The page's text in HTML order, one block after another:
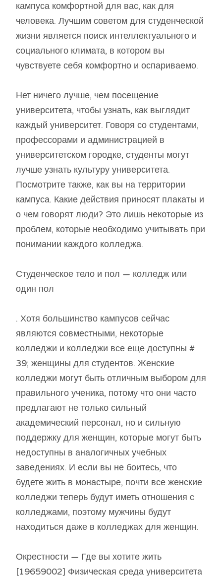
кампуса комфортной для вас, как для
человека. Лучшим советом для студенческой
жизни является поиск интеллектуального и
социального климата, в котором вы
чувствуете себя комфортно и оспариваемо.
Нет ничего лучше, чем посещение
университета, чтобы узнать, как выглядит
каждый университет. Говоря со студентами,
профессорами и администрацией в
университетском городке, студенты могут
лучше узнать культуру университета.
Посмотрите также, как вы на территории
кампуса. Какие действия приносят плакаты и
о чем говорят люди? Это лишь некоторые из
проблем, которые необходимо учитывать при
понимании каждого колледжа.
Студенческое тело и пол — колледж или
один пол
. Хотя большинство кампусов сейчас
являются совместными, некоторые
колледжи и колледжи все еще доступны #
39; женщины для студентов. Женские
колледжи могут быть отличным выбором для
правильного ученика, потому что они часто
предлагают не только сильный
академический персонал, но и сильную
поддержку для женщин, которые могут быть
недоступны в аналогичных учебных
заведениях. И если вы не боитесь, что
будете жить в монастыре, почти все женские
колледжи теперь будут иметь отношения с
колледжами, поэтому мужчины будут
находиться даже в колледжах для женщин.
Окрестности — Где вы хотите жить
[19659002] Физическая среда университета